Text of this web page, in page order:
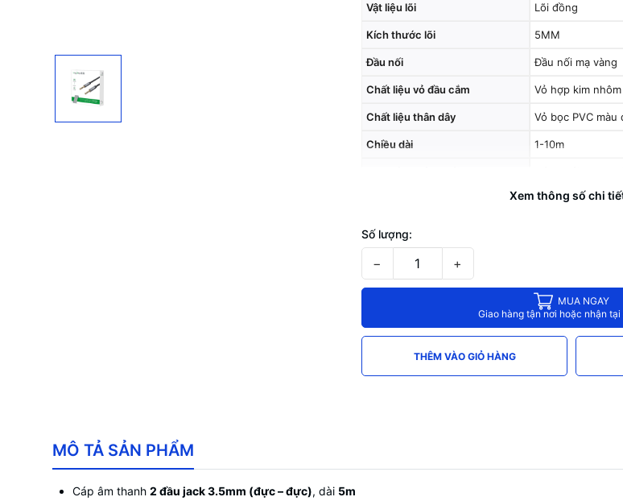
Vật liệu lõi Lõi đồng
Kích thước lõi 5MM
Đầu nối Đầu nối mạ vàng
Chất liệu vỏ đầu cắm Vỏ hợp kim nhôm
Chất liệu thân dây Vỏ bọc PVC màu
Chiều dài 1-10m
Xem thông số chi
Số lượng:
− +
MUA NGAY
Giao hàng tận nơi hoặc nhận
THÊM VÀO GIỎ HÀNG
MÔ TẢ SẢN PHẨM
Cáp âm thanh 2 đầu jack 3.5mm (đực – đực), dài 5m